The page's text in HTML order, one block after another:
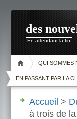
des
En attendant la fin
QUI SOMMES
EN PASSANT PAR LA
Accueil >
à trois de